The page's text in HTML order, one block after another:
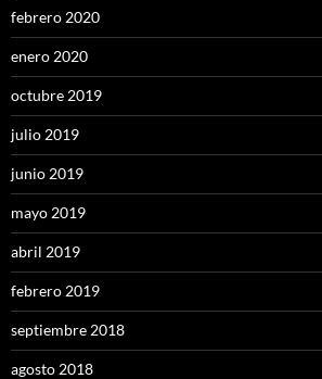
febrero 2020
enero 2020
octubre 2019
julio 2019
junio 2019
mayo 2019
abril 2019
febrero 2019
septiembre 2018
agosto 2018